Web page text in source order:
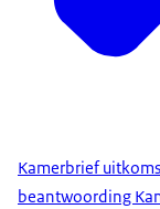
Kamerbrief
beantwoording